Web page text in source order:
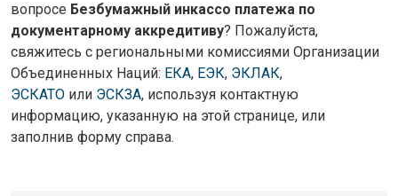
вопросе Безбумажный инкассо платежа по
документарному аккредитиву? Пожалуйста,
свяжитесь с региональными комиссиями Организации
Объединенных Наций: ЕКА, ЕЭК, ЭКЛАК,
ЭСКАТО или ЭСКЗА, используя контактную
информацию, указанную на этой странице, или
заполнив форму справа.